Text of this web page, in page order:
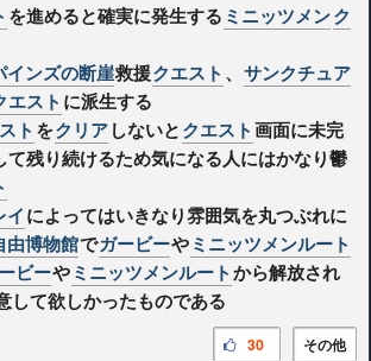
を進めると確実に発生する ミニッツメンク
インズの断崖救援クエスト 、 サンクチュア
エスト に派生する
ト をクリアしないとクエスト画面に未完
て残り続けるため気になる人にはかなり鬱
イによってはいきなり雰囲気を丸つぶれに
由博物館でガービーやミニッツメンルート
ビーやミニッツメンルートから解放され
して欲しかったものである
その他
30